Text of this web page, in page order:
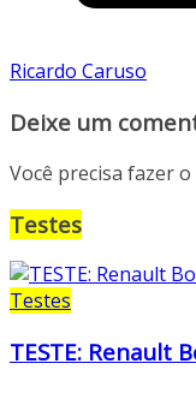
Ricardo Caruso
Deixe um
Você precisa fazer o
Testes
Testes
TESTE: Renault